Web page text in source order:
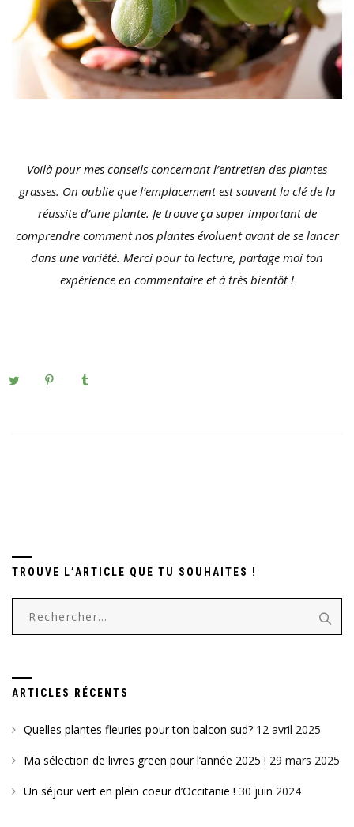
Voilà pour mes conseils concernant l’entretien des plantes
grasses. On oublie que l’emplacement est souvent la clé de la
réussite d’une plante. Je trouve ça super important de
comprendre comment nos plantes évoluent avant de se lancer
dans une variété. Merci pour ta lecture, partage moi ton
expérience en commentaire et à très bientôt !
TROUVE L’ARTICLE QUE TU SOUHAITES !
ARTICLES RÉCENTS
Quelles plantes fleuries pour ton balcon sud? 12 avril 2025
Ma sélection de livres green pour l’année 2025 ! 29 mars 2025
Un séjour vert en plein coeur d’Occitanie ! 30 juin 2024